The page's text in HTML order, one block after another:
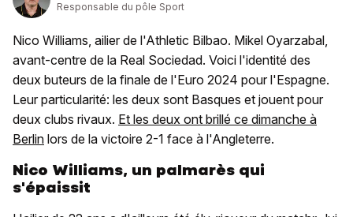
Responsable du pôle Sport
Nico Williams, ailier de l'Athletic Bilbao. Mikel Oyarzabal,
avant-centre de la Real Sociedad. Voici l'identité des
deux buteurs de la finale de l'Euro 2024 pour l'Espagne.
Leur particularité: les deux sont Basques et jouent pour
deux clubs rivaux. Et les deux ont brillé ce dimanche à
Berlin lors de la victoire 2-1 face à l'Angleterre.
Nico Williams, un palmarès qui
s'épaissit